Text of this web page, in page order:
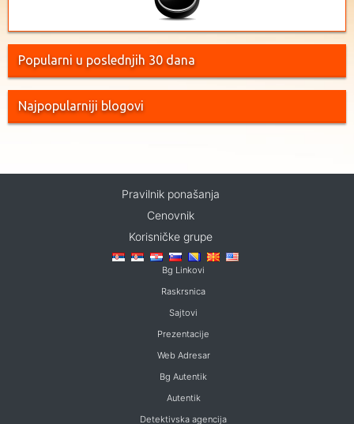
Popularni u poslednjih 30 dana
Najpopularniji blogovi
Pravilnik ponašanja
Cenovnik
Korisničke grupe
Bg Linkovi
Raskrsnica
Sajtovi
Prezentacije
Web Adresar
Bg Autentik
Autentik
Detektivska agencija